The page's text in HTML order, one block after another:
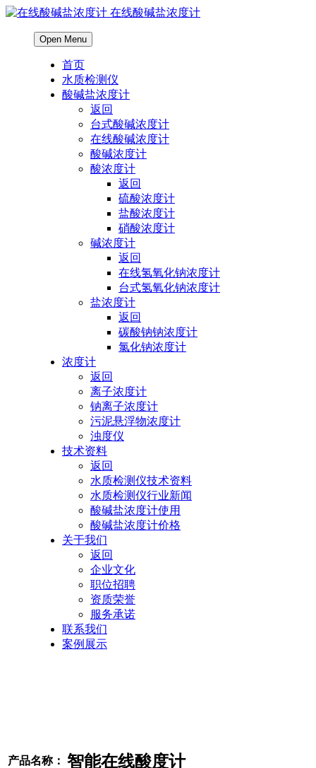
在线酸碱盐浓度计
Open Menu
首页
水质检测仪
酸碱盐浓度计
返回
台式酸碱浓度计
在线酸碱浓度计
酸碱浓度计
酸浓度计
返回
硫酸浓度计
盐酸浓度计
硝酸浓度计
碱浓度计
返回
在线氢氧化钠浓度计
台式氢氧化钠浓度计
盐浓度计
返回
碳酸钠钠浓度计
氯化钠浓度计
浓度计
返回
离子浓度计
钠离子浓度计
污泥悬浮物浓度计
浊度仪
技术资料
返回
水质检测仪技术资料
水质检测仪行业新闻
酸碱盐浓度计使用
酸碱盐浓度计价格
关于我们
返回
企业文化
职位招聘
资质荣誉
服务承诺
联系我们
案例展示
产品名称： 智能在线酸度计